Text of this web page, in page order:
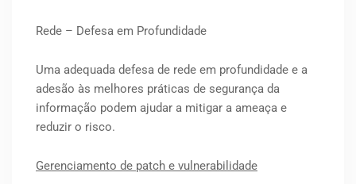
Rede – Defesa em Profundidade
Uma adequada defesa de rede em profundidade e a
adesão às melhores práticas de segurança da
informação podem ajudar a mitigar a ameaça e
reduzir o risco.
Gerenciamento de patch e vulnerabilidade